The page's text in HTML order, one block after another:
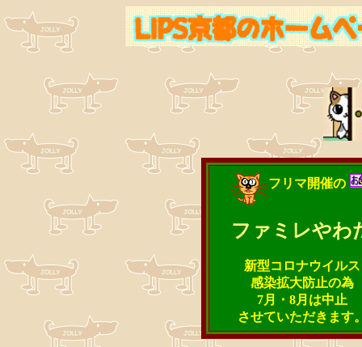
フリマ開催の
ファミレやわ
新型コロナウイルス
感染拡大防止の為
7月・8月は中止
させていただきます